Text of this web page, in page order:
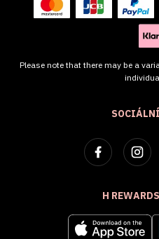
H
Please note that there may be a